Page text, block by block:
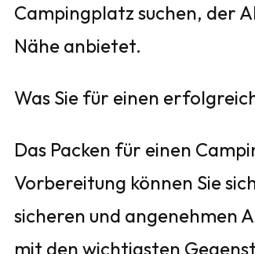
Campingplatz suchen, der
Nähe anbietet.
Was Sie für einen
Das Packen für einen
Vorbereitung können Sie
sicheren und angenehmen
mit den wichtigsten